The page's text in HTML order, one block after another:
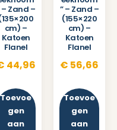
– Zand –
cm) –
Katoen
Flanel
44,96
Toevoe
gen
aan
” – Zand –
(155×220
cm) –
Katoen
Flanel
€ 56,66
Toevoe
gen
aan